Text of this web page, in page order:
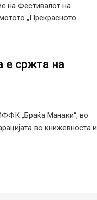
на Фестивалот на
„Прекрасното
е сржта на
„Браќа Манаки“, во
во книжевноста и